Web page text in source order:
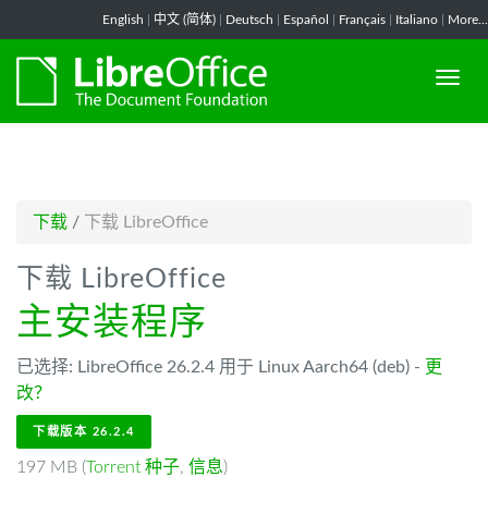
English 中文 (简体) Deutsch Español Français Italiano More...
下载 / 下载 LibreOffice
下载 LibreOffice
主安装程序
已选择: LibreOffice 26.2.4 用于 Linux Aarch64 (deb) - 更
改？
下载版本 26.2.4
197 MB (Torrent 种子, 信息)